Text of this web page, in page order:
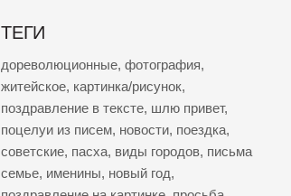
ТЕГИ
дореволюционные, фотография,
житейское, картинка/рисунок,
поздравление в тексте, шлю привет,
поцелуи из писем, новости, поездка,
советские, пасха, виды городов, письма
семье, именины, новый год,